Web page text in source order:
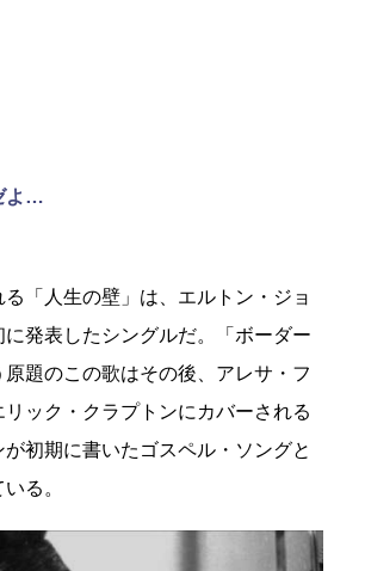
よ…
「人生の壁」は、エルトン・ジョ
に発表したシングルだ。「ボーダー
原題のこの歌はその後、アレサ・フ
ック・クラプトンにカバーされる
初期に書いたゴスペル・ソングと
る。